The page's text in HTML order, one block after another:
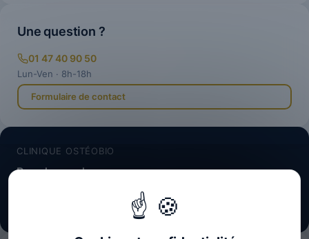
Une question ?
01 47 40 90 50
Lun-Ven · 8h-18h
Formulaire de contact
CLINIQUE OSTÉOBIO
Prendre rendez-vous
Doctolib